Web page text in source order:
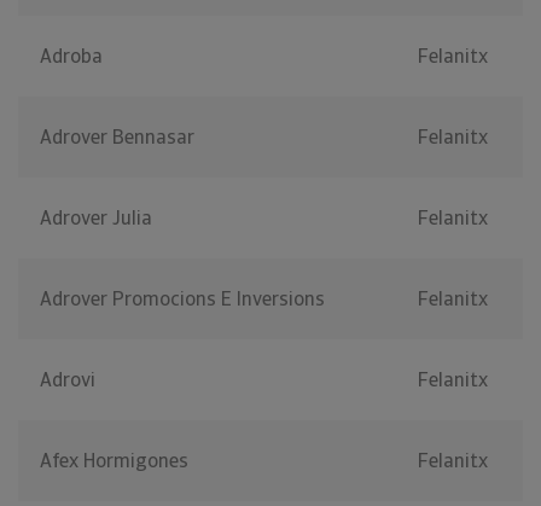
Adroba Felanitx
Adrover Bennasar Felanitx
Adrover Julia Felanitx
Adrover Promocions E Inversions Felanitx
Adrovi Felanitx
Afex Hormigones Felanitx